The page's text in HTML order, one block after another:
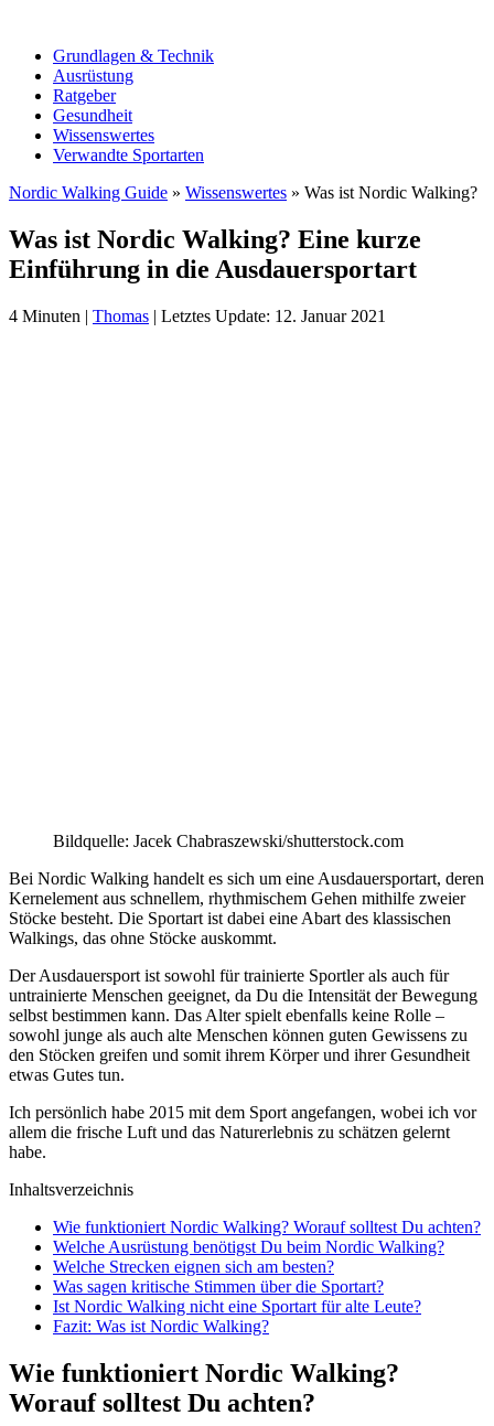
Grundlagen & Technik
Ausrüstung
Ratgeber
Gesundheit
Wissenswertes
Verwandte Sportarten
Nordic Walking Guide » Wissenswertes » Was ist Nordic Walking?
Was ist Nordic Walking? Eine kurze
Einführung in die Ausdauersportart
4 Minuten | Thomas | Letztes Update: 12. Januar 2021
Bildquelle: Jacek Chabraszewski/shutterstock.com
Bei Nordic Walking handelt es sich um eine Ausdauersportart, deren
Kernelement aus schnellem, rhythmischem Gehen mithilfe zweier
Stöcke besteht. Die Sportart ist dabei eine Abart des klassischen
Walkings, das ohne Stöcke auskommt.
Der Ausdauersport ist sowohl für trainierte Sportler als auch für
untrainierte Menschen geeignet, da Du die Intensität der Bewegung
selbst bestimmen kann. Das Alter spielt ebenfalls keine Rolle –
sowohl junge als auch alte Menschen können guten Gewissens zu
den Stöcken greifen und somit ihrem Körper und ihrer Gesundheit
etwas Gutes tun.
Ich persönlich habe 2015 mit dem Sport angefangen, wobei ich vor
allem die frische Luft und das Naturerlebnis zu schätzen gelernt
habe.
Inhaltsverzeichnis
Wie funktioniert Nordic Walking? Worauf solltest Du achten?
Welche Ausrüstung benötigst Du beim Nordic Walking?
Welche Strecken eignen sich am besten?
Was sagen kritische Stimmen über die Sportart?
Ist Nordic Walking nicht eine Sportart für alte Leute?
Fazit: Was ist Nordic Walking?
Wie funktioniert Nordic Walking?
Worauf solltest Du achten?